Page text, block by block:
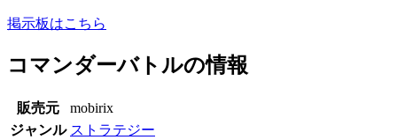
掲示板はこちら
コマンダーバトルの情報
販売元
mobirix
ジャンル ストラテジー